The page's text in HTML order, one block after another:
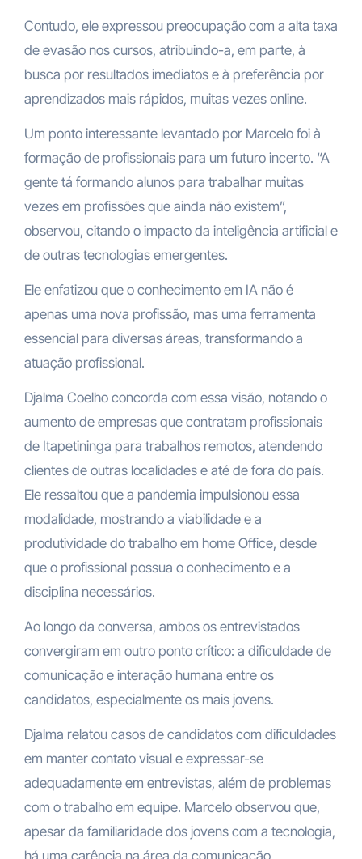
Contudo, ele expressou preocupação com a alta taxa
de evasão nos cursos, atribuindo-a, em parte, à
busca por resultados imediatos e à preferência por
aprendizados mais rápidos, muitas vezes online.
Um ponto interessante levantado por Marcelo foi à
formação de profissionais para um futuro incerto. “A
gente tá formando alunos para trabalhar muitas
vezes em profissões que ainda não existem”,
observou, citando o impacto da inteligência artificial e
de outras tecnologias emergentes.
Ele enfatizou que o conhecimento em IA não é
apenas uma nova profissão, mas uma ferramenta
essencial para diversas áreas, transformando a
atuação profissional.
Djalma Coelho concorda com essa visão, notando o
aumento de empresas que contratam profissionais
de Itapetininga para trabalhos remotos, atendendo
clientes de outras localidades e até de fora do país.
Ele ressaltou que a pandemia impulsionou essa
modalidade, mostrando a viabilidade e a
produtividade do trabalho em home Office, desde
que o profissional possua o conhecimento e a
disciplina necessários.
Ao longo da conversa, ambos os entrevistados
convergiram em outro ponto crítico: a dificuldade de
comunicação e interação humana entre os
candidatos, especialmente os mais jovens.
Djalma relatou casos de candidatos com dificuldades
em manter contato visual e expressar-se
adequadamente em entrevistas, além de problemas
com o trabalho em equipe. Marcelo observou que,
apesar da familiaridade dos jovens com a tecnologia,
há uma carência na área da comunicação